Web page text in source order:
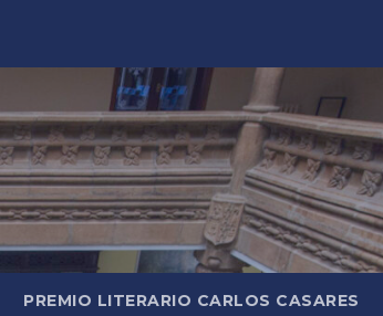
PREMIO LITERARIO CARLOS CASARES